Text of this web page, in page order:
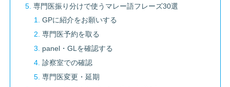
専門医振り分けで使うマレー語フレーズ30選
GPに紹介をお願いする
専門医予約を取る
panel・GLを確認する
診察室での確認
専門医変更・延期